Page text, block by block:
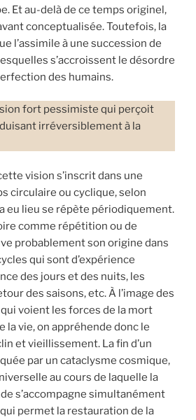
Et au-delà de ce temps originel,
conceptualisée. Toutefois, la
l’assimile à une succession de
s’accroissent le désordre
des humains.
fort pessimiste qui perçoit
irréversiblement à la
vision s’inscrit dans une
circulaire ou cyclique, selon
eu lieu se répète périodiquement.
comme répétition ou de
probablement son origine dans
qui sont d’expérience
des jours et des nuits, les
des saisons, etc. À l’image des
voient les forces de la mort
la vie, on appréhende donc le
et vieillissement. La fin d’un
par un cataclysme cosmique,
au cours de laquelle la
s’accompagne simultanément
permet la restauration de la